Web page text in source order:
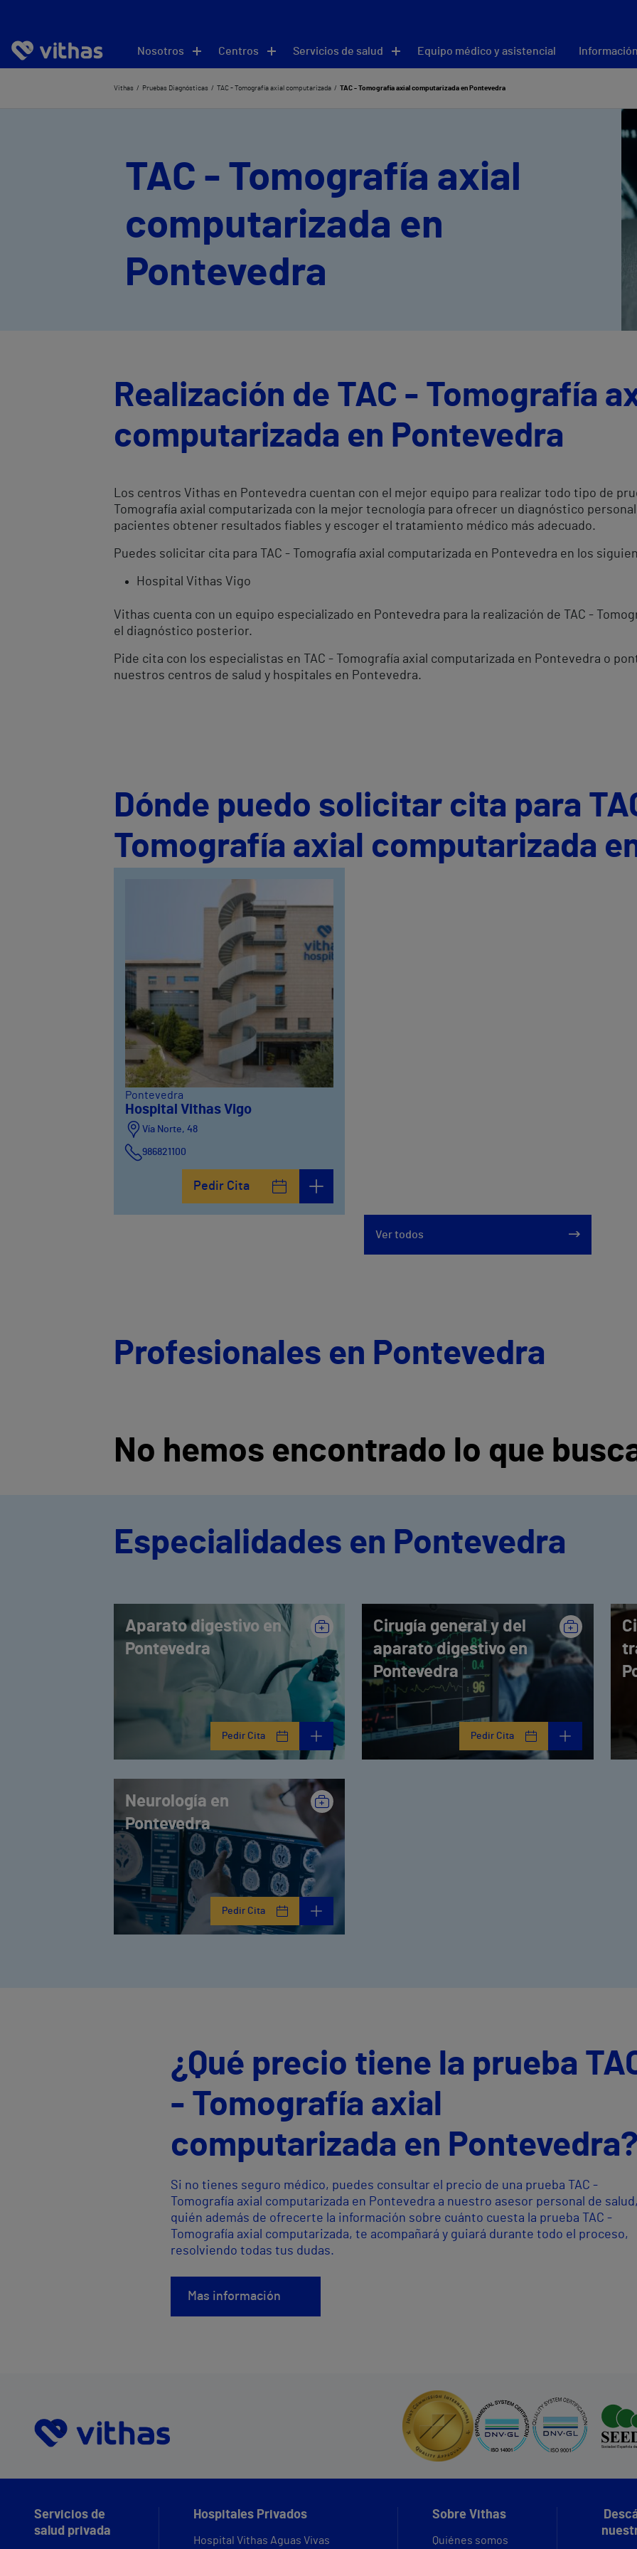
Nosotros Centros Servicios de salud Equipo médico y asistencial
Vithas Pruebas Diagnósticas TAC - Tomografía axial computarizada TAC - Tomografía axial computarizada en Pontevedra
TAC - Tomografía axial
computarizada en
Pontevedra
Realización de TAC - Tomografía
computarizada en Pontevedra
Los centros Vithas en Pontevedra cuentan con el mejor equipo para realizar todo tipo de
Tomografía axial computarizada con la mejor tecnología para ofrecer un diagnóstico
pacientes obtener resultados fiables y escoger el tratamiento médico más adecuado.
Puedes solicitar cita para TAC - Tomografía axial computarizada en Pontevedra en los
Hospital Vithas Vigo
Vithas cuenta con un equipo especializado en Pontevedra para la realización de TAC -
el diagnóstico posterior.
Pide cita con los especialistas en TAC - Tomografía axial computarizada en Pontevedra o
nuestros centros de salud y hospitales en Pontevedra.
Dónde puedo solicitar cita para
Tomografía axial computarizada
Pontevedra
Hospital Vithas Vigo
Vía Norte, 48
986821100
Pedir Cita
Ver todos
Profesionales en Pontevedra
No hemos encontrado lo que
Especialidades en Pontevedra
Aparato digestivo en
Pontevedra
Pedir Cita
Cirugía general y del
aparato digestivo en
Pontevedra
Pedir Cita
Neurología en
Pontevedra
Pedir Cita
¿Qué precio tiene la prueba
- Tomografía axial
computarizada en
Si no tienes seguro médico, puedes consultar el precio de una prueba TAC -
Tomografía axial computarizada en Pontevedra a nuestro asesor personal de
quién además de ofrecerte la información sobre cuánto cuesta la prueba TAC -
Tomografía axial computarizada, te acompañará y guiará durante todo el proceso,
resolviendo todas tus dudas.
Mas información
Servicios de
salud privada
Hospitales Privados
Hospital Vithas Aguas Vivas
Sobre Vithas
Quiénes somos